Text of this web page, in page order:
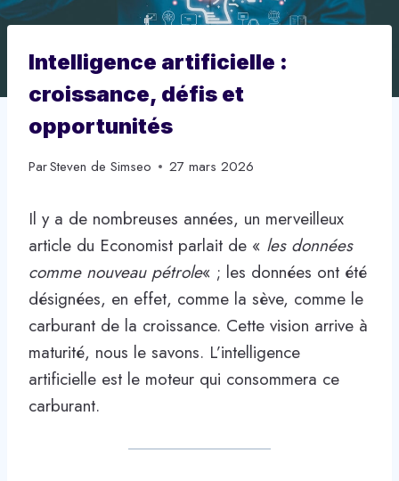
Intelligence artificielle :
croissance, défis et
opportunités
ParSteven de Simseo 27 mars 2026
Il y a de nombreuses années, un merveilleux
article du Economist parlait de « les données
comme nouveau pétrole« ; les données ont été
désignées, en effet, comme la sève, comme le
carburant de la croissance. Cette vision arrive à
maturité, nous le savons. L’intelligence
artificielle est le moteur qui consommera ce
carburant.